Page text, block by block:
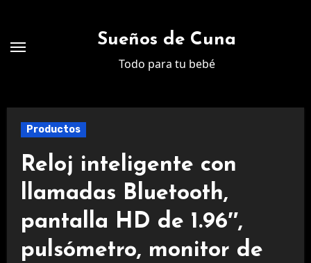
contenido
Sueños de Cuna
Todo para tu bebé
Productos
Reloj inteligente con
llamadas Bluetooth,
pantalla HD de 1.96″,
pulsómetro, monitor de